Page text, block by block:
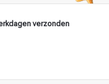
verzonden